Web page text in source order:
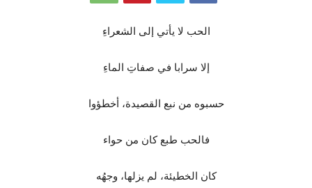
الحب لا يأتي إلى الشعراءِ
إلا سرابا في صفاتِ الماءِ
حسبوه من نبع القصيدة، أخطؤوا
فالحب طبع كان من حواء
كان الخطيئة، لم يزلها، وجهُه